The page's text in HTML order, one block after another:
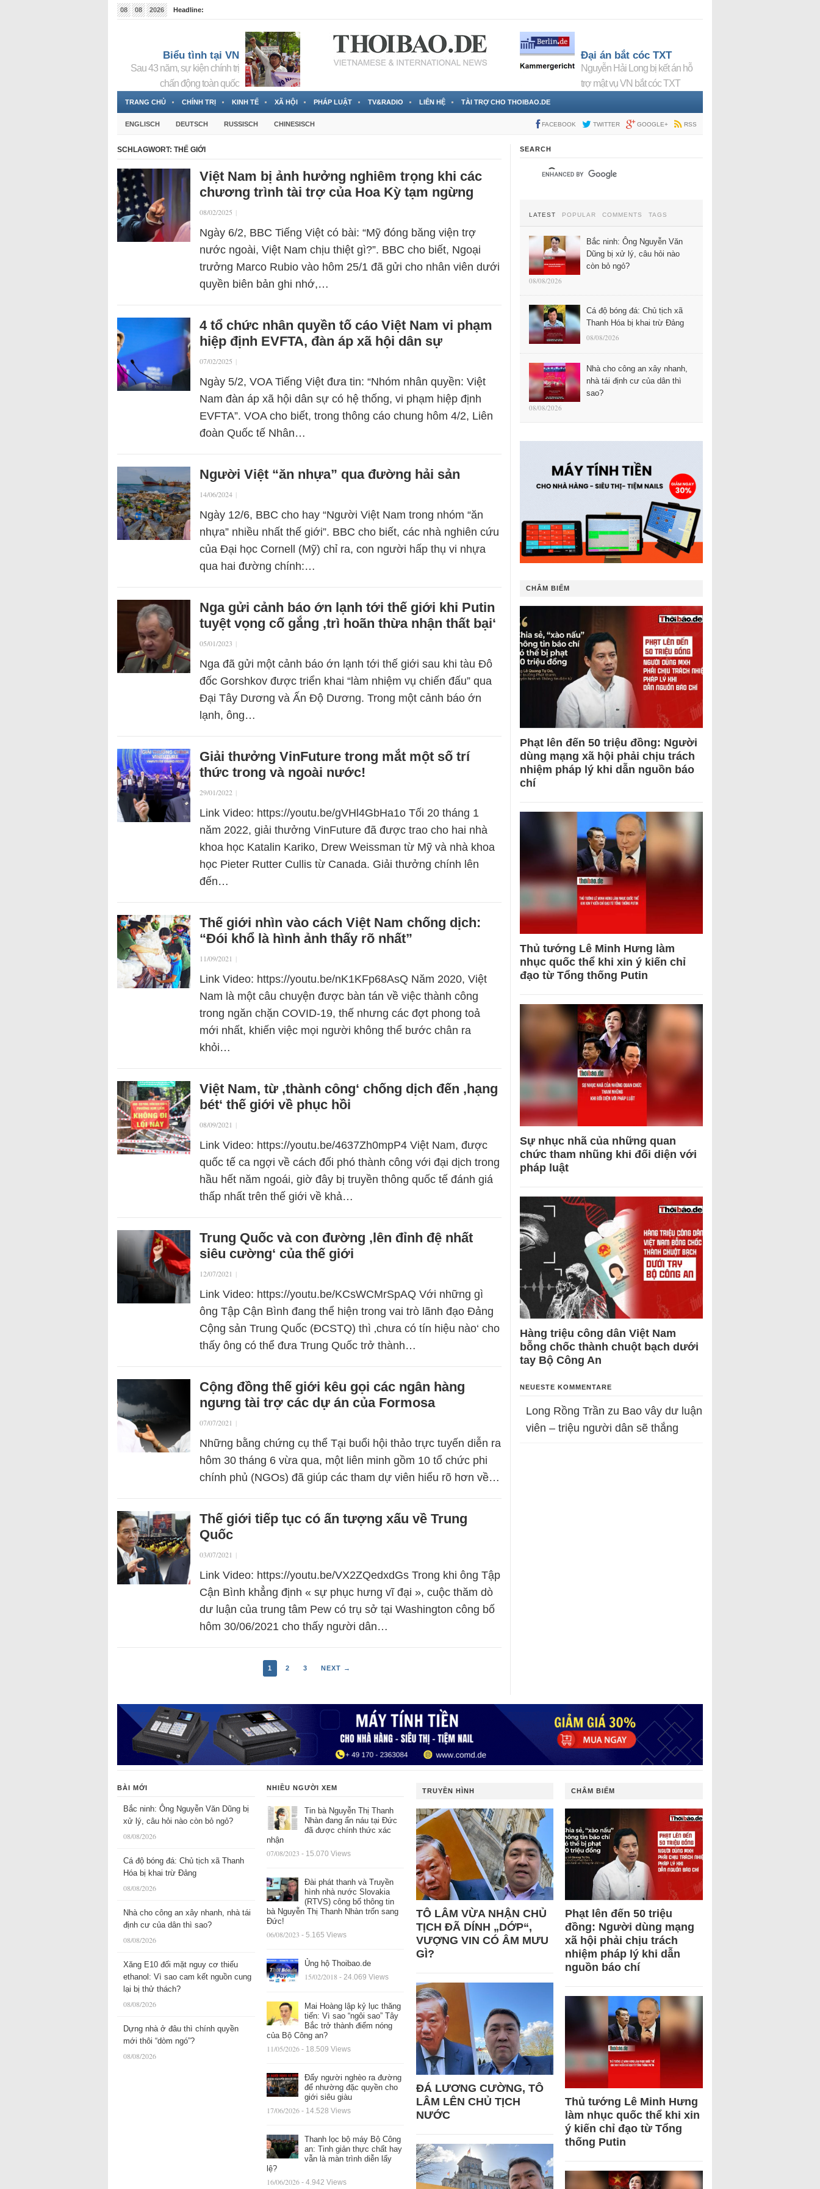
08 08 2026
Headline:
Biểu tình tại VN
Sau 43 năm, sự kiện chính trị
chấn động toàn quốc
Đại án bắt cóc TXT
Nguyễn Hải Long bị kết án hỗ
trợ mật vụ VN bắt cóc TXT
TRANG CHỦ CHÍNH TRỊ KINH TẾ XÃ HỘI PHÁP LUẬT TV&RADIO LIÊN HỆ TÀI TRỢ CHO THOIBAO.DE
ENGLISCH DEUTSCH RUSSISCH CHINESISCH FACEBOOK TWITTER GOOGLE+ RSS
SCHLAGWORT: THẾ GIỚI
Việt Nam bị ảnh hưởng nghiêm trọng khi các
chương trình tài trợ của Hoa Kỳ tạm ngừng
08/02/2025 |
Ngày 6/2, BBC Tiếng Việt có bài: “Mỹ đóng băng viện trợ
nước ngoài, Việt Nam chịu thiệt gì?”. BBC cho biết, Ngoại
trưởng Marco Rubio vào hôm 25/1 đã gửi cho nhân viên dưới
quyền biên bản ghi nhớ,…
4 tổ chức nhân quyền tố cáo Việt Nam vi phạm
hiệp định EVFTA, đàn áp xã hội dân sự
07/02/2025 |
Ngày 5/2, VOA Tiếng Việt đưa tin: “Nhóm nhân quyền: Việt
Nam đàn áp xã hội dân sự có hệ thống, vi phạm hiệp định
EVFTA”. VOA cho biết, trong thông cáo chung hôm 4/2, Liên
đoàn Quốc tế Nhân…
Người Việt “ăn nhựa” qua đường hải sản
14/06/2024 |
Ngày 12/6, BBC cho hay “Người Việt Nam trong nhóm “ăn
nhựa” nhiều nhất thế giới”. BBC cho biết, các nhà nghiên cứu
của Đại học Cornell (Mỹ) chỉ ra, con người hấp thụ vi nhựa
qua hai đường chính:…
Nga gửi cảnh báo ớn lạnh tới thế giới khi Putin
tuyệt vọng cố gắng ‚trì hoãn thừa nhận thất bại‘
05/01/2023 |
Nga đã gửi một cảnh báo ớn lạnh tới thế giới sau khi tàu Đô
đốc Gorshkov được triển khai “làm nhiệm vụ chiến đấu” qua
Đại Tây Dương và Ấn Độ Dương. Trong một cảnh báo ớn
lạnh, ông…
Giải thưởng VinFuture trong mắt một số trí
thức trong và ngoài nước!
29/01/2022 |
Link Video: https://youtu.be/gVHl4GbHa1o Tối 20 tháng 1
năm 2022, giải thưởng VinFuture đã được trao cho hai nhà
khoa học Katalin Kariko, Drew Weissman từ Mỹ và nhà khoa
học Pieter Rutter Cullis từ Canada. Giải thưởng chính lên
đến…
Thế giới nhìn vào cách Việt Nam chống dịch:
“Đói khổ là hình ảnh thấy rõ nhất”
11/09/2021 |
Link Video: https://youtu.be/nK1KFp68AsQ Năm 2020, Việt
Nam là một câu chuyện được bàn tán về việc thành công
trong ngăn chặn COVID-19, thế nhưng các đợt phong toả
mới nhất, khiến việc mọi người không thể bước chân ra
khỏi…
Việt Nam, từ ‚thành công‘ chống dịch đến ‚hạng
bét‘ thế giới về phục hồi
08/09/2021 |
Link Video: https://youtu.be/4637Zh0mpP4 Việt Nam, được
quốc tế ca ngợi về cách đối phó thành công với đại dịch trong
hầu hết năm ngoái, giờ đây bị truyền thông quốc tế đánh giá
thấp nhất trên thế giới về khả…
Trung Quốc và con đường ‚lên đỉnh đệ nhất
siêu cường‘ của thế giới
12/07/2021 |
Link Video: https://youtu.be/KCsWCMrSpAQ Với những gì
ông Tập Cận Bình đang thể hiện trong vai trò lãnh đạo Đảng
Cộng sản Trung Quốc (ĐCSTQ) thì ‚chưa có tín hiệu nào‘ cho
thấy ông có thể đưa Trung Quốc trở thành…
Cộng đồng thế giới kêu gọi các ngân hàng
ngưng tài trợ các dự án của Formosa
07/07/2021 |
Những bằng chứng cụ thể Tại buổi hội thảo trực tuyến diễn ra
hôm 30 tháng 6 vừa qua, một liên minh gồm 10 tổ chức phi
chính phủ (NGOs) đã giúp các tham dự viên hiểu rõ hơn về…
Thế giới tiếp tục có ấn tượng xấu về Trung
Quốc
03/07/2021 |
Link Video: https://youtu.be/VX2ZQedxdGs Trong khi ông Tập
Cận Bình khẳng định « sự phục hưng vĩ đại », cuộc thăm dò
dư luận của trung tâm Pew có trụ sở tại Washington công bố
hôm 30/06/2021 cho thấy người dân…
1 2 3 NEXT →
SEARCH
LATEST POPULAR COMMENTS TAGS
Bắc ninh: Ông Nguyễn Văn
Dũng bị xử lý, câu hỏi nào
còn bỏ ngỏ?
08/08/2026
Cá độ bóng đá: Chủ tịch xã
Thanh Hóa bị khai trừ Đảng
08/08/2026
Nhà cho công an xây nhanh,
nhà tái định cư của dân thì
sao?
08/08/2026
CHÂM BIẾM
Phạt lên đến 50 triệu đồng: Người
dùng mạng xã hội phải chịu trách
nhiệm pháp lý khi dẫn nguồn báo
chí
Thủ tướng Lê Minh Hưng làm
nhục quốc thể khi xin ý kiến chỉ
đạo từ Tổng thống Putin
Sự nhục nhã của những quan
chức tham nhũng khi đối diện với
pháp luật
Hàng triệu công dân Việt Nam
bỗng chốc thành chuột bạch dưới
tay Bộ Công An
NEUESTE KOMMENTARE
Long Rồng Trần zu Bao vây dư luận
viên – triệu người dân sẽ thắng
BÀI MỚI
Bắc ninh: Ông Nguyễn Văn Dũng bị
xử lý, câu hỏi nào còn bỏ ngỏ?
08/08/2026
Cá độ bóng đá: Chủ tịch xã Thanh
Hóa bị khai trừ Đảng
08/08/2026
Nhà cho công an xây nhanh, nhà tái
định cư của dân thì sao?
08/08/2026
Xăng E10 đối mặt nguy cơ thiếu
ethanol: Vì sao cam kết nguồn cung
lại bị thử thách?
08/08/2026
Dựng nhà ở đâu thì chính quyền
mới thôi “dòm ngó”?
08/08/2026
NHIỀU NGƯỜI XEM
Tin bà Nguyễn Thị Thanh
Nhàn đang ẩn náu tại Đức
đã được chính thức xác
nhận
07/08/2023 - 15.070 Views
Đài phát thanh và Truyền
hình nhà nước Slovakia
(RTVS) công bố thông tin
bà Nguyễn Thị Thanh Nhàn trốn sang
Đức!
06/08/2023 - 5.165 Views
Ủng hộ Thoibao.de
15/02/2018 - 24.069 Views
Mai Hoàng lập kỷ lục thăng
tiến: Vì sao “ngôi sao” Tây
Bắc trở thành điểm nóng
của Bộ Công an?
11/05/2026 - 18.509 Views
Đẩy người nghèo ra đường
để nhường đặc quyền cho
giới siêu giàu
17/06/2026 - 14.528 Views
Thanh lọc bộ máy Bộ Công
an: Tinh giản thực chất hay
vẫn là màn trình diễn lấy
lệ?
16/06/2026 - 4.942 Views
TRUYỀN HÌNH
TÔ LÂM VỪA NHẬN CHỦ
TỊCH ĐÃ DÍNH „DỚP“,
VƯỢNG VIN CÓ ÂM MƯU
GÌ?
ĐÁ LƯƠNG CƯỜNG, TÔ
LÂM LÊN CHỦ TỊCH
NƯỚC
CHÂM BIẾM
Phạt lên đến 50 triệu
đồng: Người dùng mạng
xã hội phải chịu trách
nhiệm pháp lý khi dẫn
nguồn báo chí
Thủ tướng Lê Minh Hưng
làm nhục quốc thể khi xin
ý kiến chỉ đạo từ Tổng
thống Putin